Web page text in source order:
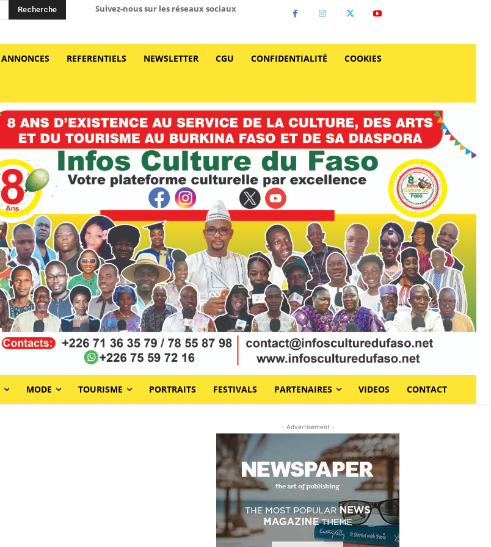
Recherche Suivez-nous sur les réseaux sociaux
ANNONCES REFERENTIELS NEWSLETTER CGU CONFIDENTIALITÉ COOKIES
MODE TOURISME PORTRAITS FESTIVALS PARTENAIRES VIDEOS CONTACT
- Advertisement -